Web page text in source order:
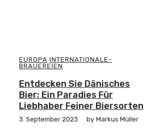
EUROPA INTERNATIONALE-
BRAUEREIEN
Entdecken Sie Dänisches
Bier: Ein Paradies Für
Liebhaber Feiner Biersorten
3. September 2023 by Markus Müller